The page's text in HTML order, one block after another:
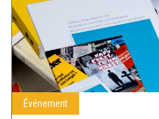
Événement